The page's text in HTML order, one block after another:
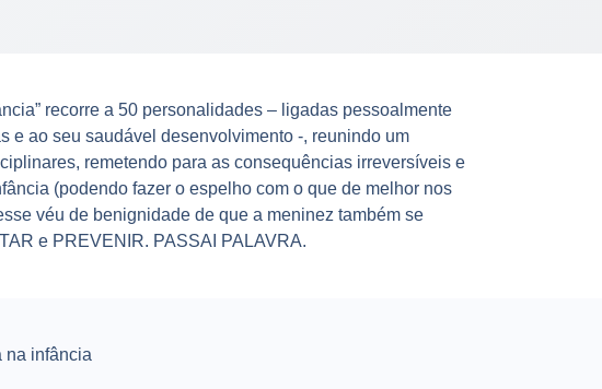
recorre a 50 personalidades – ligadas pessoalmente
e ao seu saudável desenvolvimento -, reunindo um
remetendo para as consequências irreversíveis e
(podendo fazer o espelho com o que de melhor nos
véu de benignidade de que a meninez também se
e PREVENIR. PASSAI PALAVRA.
na infância